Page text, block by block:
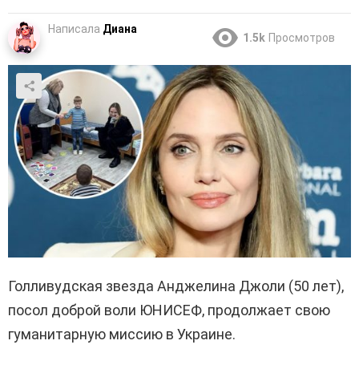
Написала Диана
1.5k Просмотров
Голливудская звезда Анджелина Джоли (50 лет),
посол доброй воли ЮНИСЕФ, продолжает свою
гуманитарную миссию в Украине.